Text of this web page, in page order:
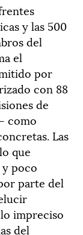
y las 500
del
el
por
con 88
de
como
Las
que
poco
parte del
impreciso
del